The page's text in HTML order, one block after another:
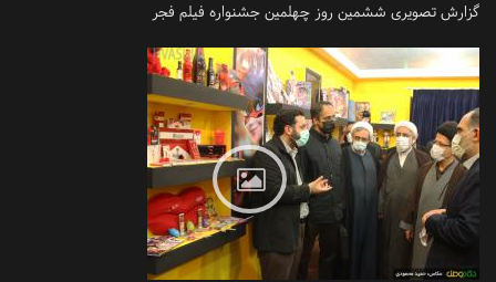
گزارش تصویری ششمین روز چهلمین جشنواره فیلم فجر